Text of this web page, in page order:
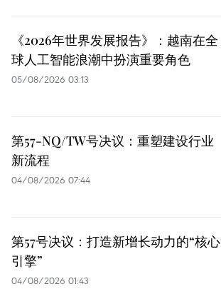
《2026年世界发展报告》：越南在全
球人工智能浪潮中扮演重要角色
05/08/2026 03:13
第57-NQ/TW号决议：重塑建设行业
新流程
04/08/2026 07:44
第57号决议：打造新增长动力的“核心
引擎”
04/08/2026 01:43